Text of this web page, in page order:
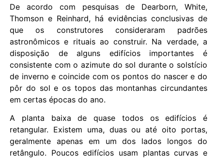
De acordo com pesquisas de Dearborn, White,
Thomson e Reinhard, há evidências conclusivas de
que os construtores consideraram padrões
astronômicos e rituais ao construir. Na verdade, a
disposição de alguns edifícios importantes é
consistente com o azimute do sol durante o solstício
de inverno e coincide com os pontos do nascer e do
pôr do sol e os topos das montanhas circundantes
em certas épocas do ano.
A planta baixa de quase todos os edifícios é
retangular. Existem uma, duas ou até oito portas,
geralmente apenas em um dos lados longos do
retângulo. Poucos edifícios usam plantas curvas e